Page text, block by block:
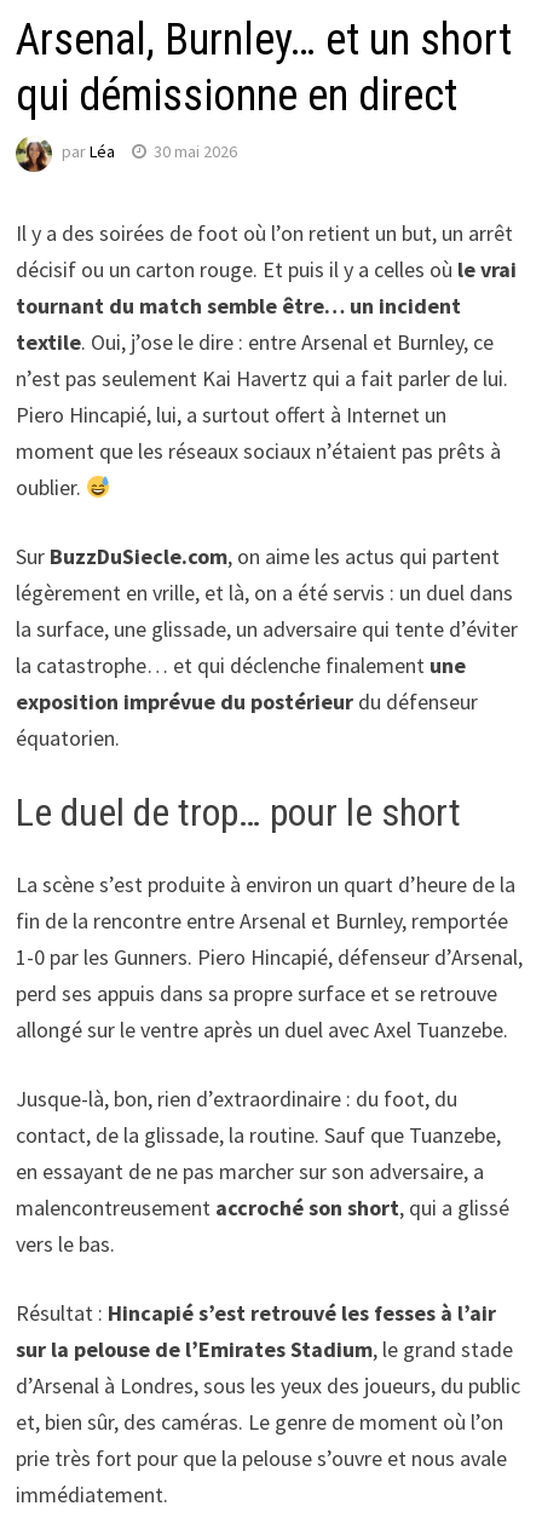
Arsenal, Burnley… et un short
qui démissionne en direct
parLéa 30 mai 2026
Il y a des soirées de foot où l’on retient un but, un arrêt
décisif ou un carton rouge. Et puis il y a celles où le vrai
tournant du match semble être… un incident
textile. Oui, j’ose le dire : entre Arsenal et Burnley, ce
n’est pas seulement Kai Havertz qui a fait parler de lui.
Piero Hincapié, lui, a surtout offert à Internet un
moment que les réseaux sociaux n’étaient pas prêts à
oublier.
Sur BuzzDuSiecle.com, on aime les actus qui partent
légèrement en vrille, et là, on a été servis : un duel dans
la surface, une glissade, un adversaire qui tente d’éviter
la catastrophe… et qui déclenche finalement une
exposition imprévue du postérieurdu défenseur
équatorien.
Le duel de trop… pour le short
La scène s’est produite à environ un quart d’heure de la
fin de la rencontre entre Arsenal et Burnley, remportée
1-0 par les Gunners. Piero Hincapié, défenseur d’Arsenal,
perd ses appuis dans sa propre surface et se retrouve
allongé sur le ventre après un duel avec Axel Tuanzebe.
Jusque-là, bon, rien d’extraordinaire : du foot, du
contact, de la glissade, la routine. Sauf que Tuanzebe,
en essayant de ne pas marcher sur son adversaire, a
malencontreusement accroché son short, qui a glissé
vers le bas.
Résultat : Hincapié s’est retrouvé les fesses à l’air
sur la pelouse de l’Emirates Stadium, le grand stade
d’Arsenal à Londres, sous les yeux des joueurs, du public
et, bien sûr, des caméras. Le genre de moment où l’on
prie très fort pour que la pelouse s’ouvre et nous avale
immédiatement.